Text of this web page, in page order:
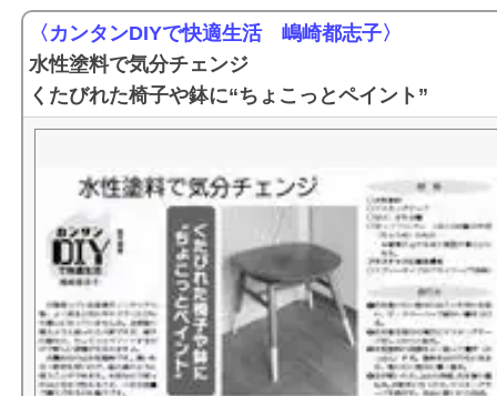
〈カンタンDIYで快適生活 嶋崎都志子〉
水性塗料で気分チェンジ
くたびれた椅子や鉢に“ちょこっとペイント”